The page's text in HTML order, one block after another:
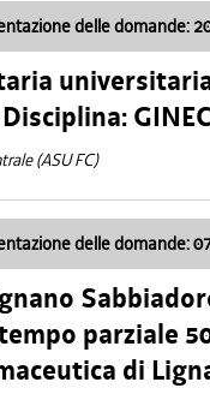
delle domande:
(ASU FC)
delle domande:
tempo parziale
di